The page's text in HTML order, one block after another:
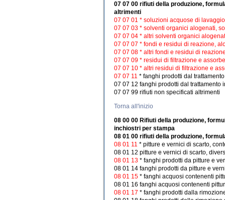
07 07 00 rifiuti della produzione,
altrimenti
07 07 01 * soluzioni acquose di
07 07 03 * solventi organici alogenati,
07 07 04 * altri solventi organici
07 07 07 * fondi e residui di reazione,
07 07 08 * altri fondi e residui di
07 07 09 * residui di filtrazione e
07 07 10 * altri residui di filtrazione e
07 07 11 * fanghi prodotti dal
07 07 12 fanghi prodotti dal trattamento
07 07 99 rifiuti non specificati altrimenti
Torna all'inizio
08 00 00 Rifiuti della produzione,
inchiostri per stampa
08 01 00 rifiuti della produzione,
08 01 11 * pitture e vernici di scarto,
08 01 12 pitture e vernici di scarto,
08 01 13 * fanghi prodotti da pitture e
08 01 14 fanghi prodotti da pitture e
08 01 15 * fanghi acquosi contenenti
08 01 16 fanghi acquosi contenenti
08 01 17 * fanghi prodotti dalla